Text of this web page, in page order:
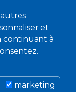
et
continuant à
marketingCONTACT